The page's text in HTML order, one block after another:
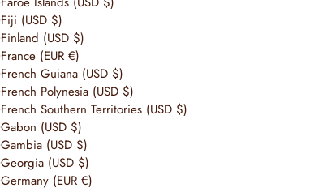
Fiji (USD $)
Finland (USD $)
France (EUR €)
French Guiana (USD $)
French Polynesia (USD $)
French Southern Territories (USD $)
Gabon (USD $)
Gambia (USD $)
Georgia (USD $)
Germany (EUR €)